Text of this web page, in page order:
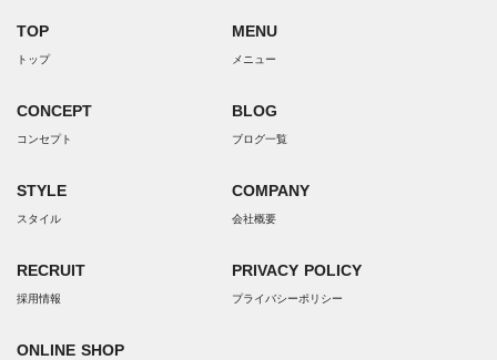
TOP
トップ
CONCEPT
コンセプト
STYLE
スタイル
RECRUIT
採用情報
ONLINE SHOP
MENU
メニュー
BLOG
ブログ一覧
COMPANY
会社概要
PRIVACY POLICY
プライバシーポリシー